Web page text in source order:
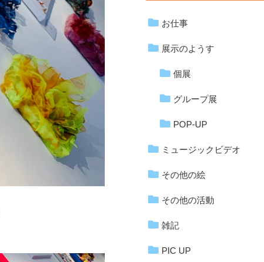
お仕事
展示のようす
個展
グループ展
POP-UP
ミュージックビデオ
その他の絵
その他の活動
雑記
PIC UP